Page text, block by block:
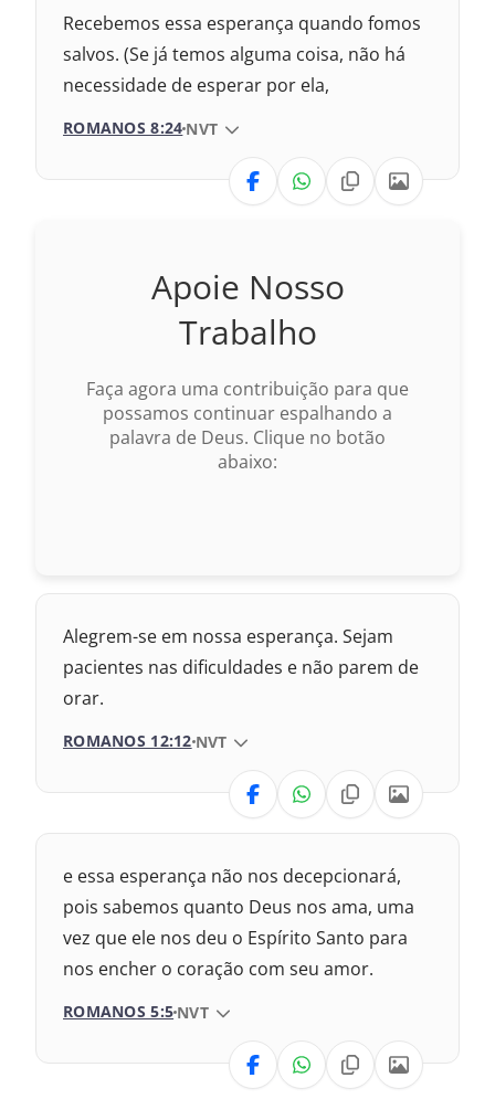
– Nova Almeida Atualizada
– Almeida Revisada e Corrigida
– Almeida Revisada e Corrigida
– Almeida Revisada e Atualizada
Recebemos essa esperança quando fomos
salvos. (Se já temos alguma coisa, não há
necessidade de esperar por ela,
ROMANOS 8:24 VERSÃO DA BÍBLIA
NVT
VERSÃO
2017 – Nova Almeida Atualizada
2009 – Almeida Revisada e Corrigida
1969 – Almeida Revisada e Corrigida
1993 – Almeida Revisada e Atualizada
Apoie Nosso
Trabalho
Faça agora uma contribuição para que
possamos continuar espalhando a
palavra de Deus. Clique no botão
abaixo:
Alegrem-se em nossa esperança. Sejam
pacientes nas dificuldades e não parem de
orar.
ROMANOS 12:12 VERSÃO DA BÍBLIA
NVT
VERSÃO
2017 – Nova Almeida Atualizada
2009 – Almeida Revisada e Corrigida
1969 – Almeida Revisada e Corrigida
1993 – Almeida Revisada e Atualizada
e essa esperança não nos decepcionará,
pois sabemos quanto Deus nos ama, uma
vez que ele nos deu o Espírito Santo para
nos encher o coração com seu amor.
ROMANOS 5:5 VERSÃO DA BÍBLIA
NVT
VERSÃO